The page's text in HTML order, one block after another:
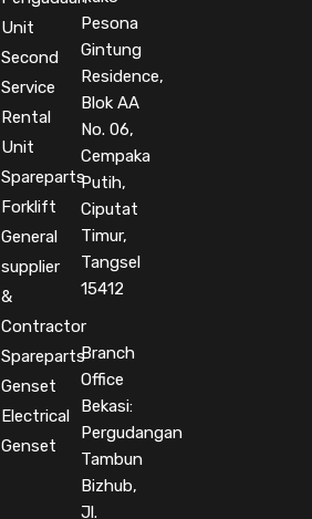
Unit
Second
Service
Rental
Unit
Spareparts
Forklift
General
supplier
&
Contractor
Spareparts
Genset
Electrical
Genset
Pesona
Gintung
Residence,
Blok AA
No. 06,
Cempaka
Putih,
Ciputat
Timur,
Tangsel
15412
Branch
Office
Bekasi:
Pergudangan
Tambun
Bizhub,
Jl.